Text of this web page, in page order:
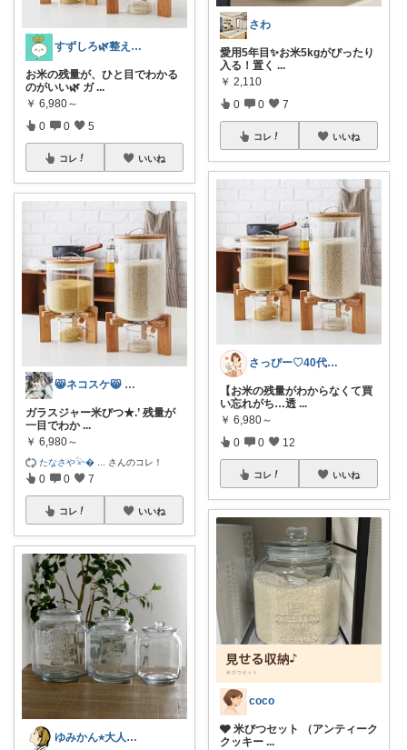
すずしろ🌿整えながら、ゆるく暮らす
お米の残量が、ひと目でわかる
のがいい🌿 ガ ...
￥ 6,980～
0 0 5
コレ いいね
😸ネコスケ😸 @takemutsu
ガラスジャー米びつ★.’ 残量が
一目でわか ...
￥ 6,980～
たなさや𓅪 さんのコレ！
0 0 7
コレ いいね
ゆみかん⭐︎大人の暮らし研究室
さわ
愛用5年目✨お米5kgがぴったり
入る！置く ...
￥ 2,110
0 0 7
コレ いいね
さっぴー♡40代主婦・楽天おすすめ品紹介
【お米の残量がわからなくて買
い忘れがち…透 ...
￥ 6,980～
0 0 12
コレ いいね
coco
🩶 米びつセット （アンティーク
クッキー ...